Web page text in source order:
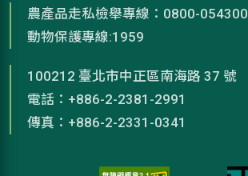
農產品走私檢舉專線：0800-054300
動物保護專線:1959
100212 臺北市中正區南海路 37 號
電話：+886-2-2381-2991
傳真：+886-2-2331-0341